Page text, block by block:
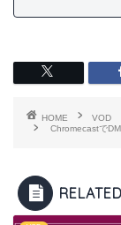
HOME
VOD
Chromecastで